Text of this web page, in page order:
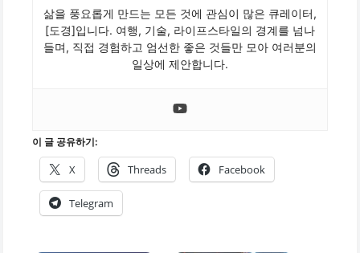
삶을 풍요롭게 만드는 모든 것에 관심이 많은 큐레이터,
[도경]입니다. 여행, 기술, 라이프스타일의 경계를 넘나
들며, 직접 경험하고 엄선한 좋은 것들만 모아 여러분의
일상에 제안합니다.
이 글 공유하기:
X Threads Facebook
Telegram